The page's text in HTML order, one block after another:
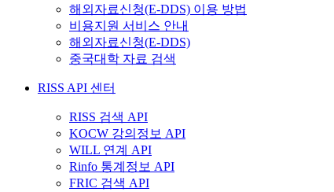
해외자료신청(E-DDS) 이용 방법
비용지원 서비스 안내
해외자료신청(E-DDS)
중국대학 자료 검색
RISS API 센터
RISS 검색 API
KOCW 강의정보 API
WILL 연계 API
Rinfo 통계정보 API
FRIC 검색 API